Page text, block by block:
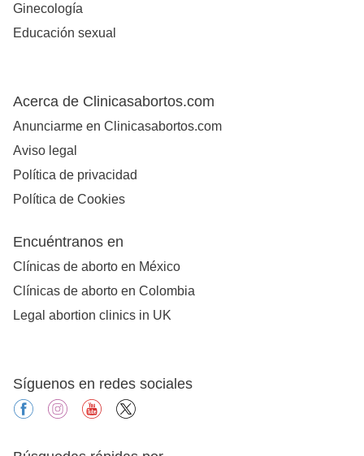
Ginecología
Educación sexual
Acerca de Clinicasabortos.com
Anunciarme en Clinicasabortos.com
Aviso legal
Política de privacidad
Política de Cookies
Encuéntranos en
Clínicas de aborto en México
Clínicas de aborto en Colombia
Legal abortion clinics in UK
Síguenos en redes sociales
facebookinstagramyoutube